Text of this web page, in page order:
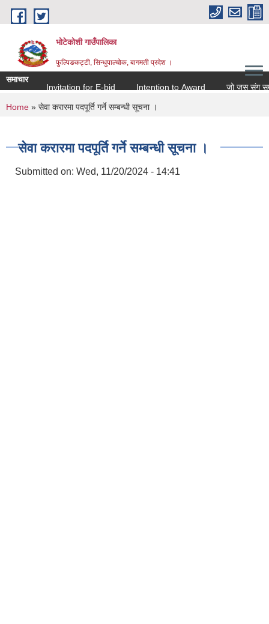
Skip to main content
भोटेकोशी गाउँपालिका
फुल्पिङकट्टी, सिन्धुपाल्चोक, बागमती प्रदेश ।
समाचार
Invitation for E-bid
Intention to Award जो जस संग
You are here
Home » सेवा करारमा पदपूर्ति गर्ने सम्बन्धी सूचना ।
सेवा करारमा पदपूर्ति गर्ने सम्बन्धी सूचना ।
Submitted on: Wed, 11/20/2024 - 14:41